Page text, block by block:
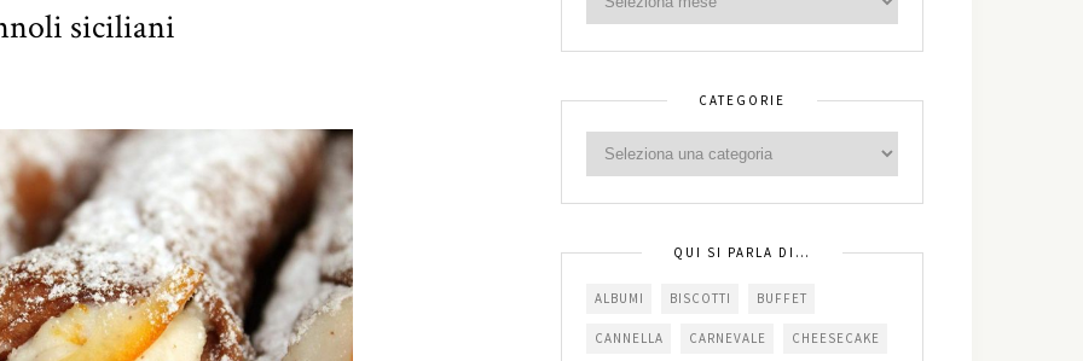
siciliani
CATEGORIE
QUI SI PARLA DI…
ALBUMI BISCOTTI BUFFET
CANNELLA CARNEVALE CHEESECAKE